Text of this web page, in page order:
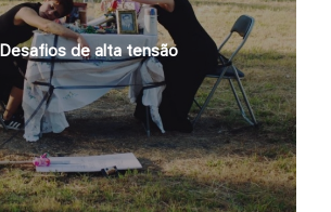
Desafios de alta tensão